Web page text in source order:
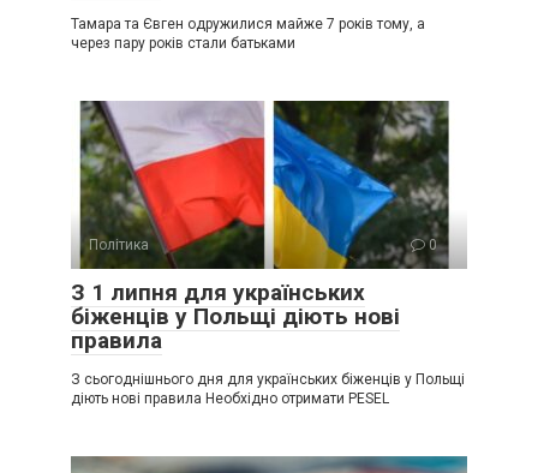
Тамара та Євген одружилися майже 7 років тому, а
через пару років стали батьками
Політика 0
З 1 липня для українських
біженців у Польщі діють нові
правила
З сьогоднішнього дня для українських біженців у Польщі
діють нові правила Необхідно отримати PESEL